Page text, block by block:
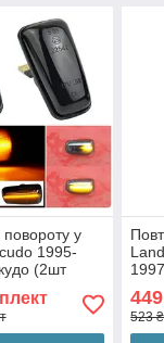
у
1995-
(2шт
449
523